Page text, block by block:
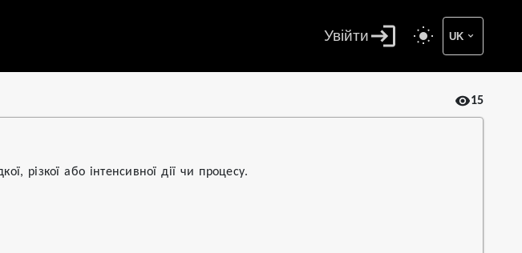
Увійти UK
15
різкої або інтенсивної дії чи процесу.